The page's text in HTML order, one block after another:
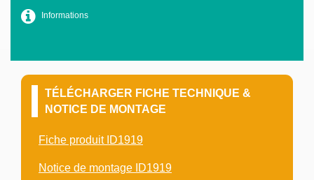
Informations
TÉLÉCHARGER FICHE TECHNIQUE &
NOTICE DE MONTAGE
Fiche produit ID1919
Notice de montage ID1919